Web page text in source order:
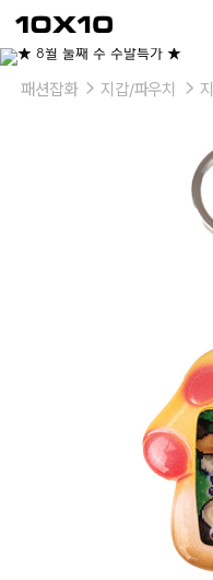
텐
바
텐
패션잡화 지갑/파우치